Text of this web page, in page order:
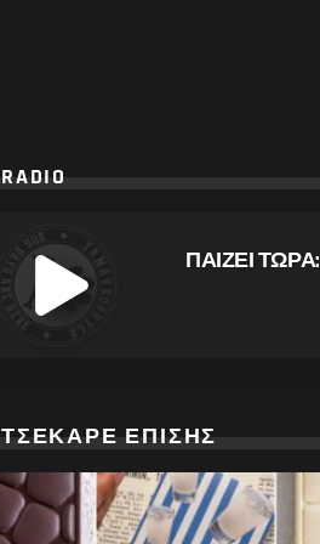
RADIO
ΠΑΙΖΕΙ ΤΩΡΑ:
ΤΣΕΚΑΡΕ ΕΠΙΣΗΣ